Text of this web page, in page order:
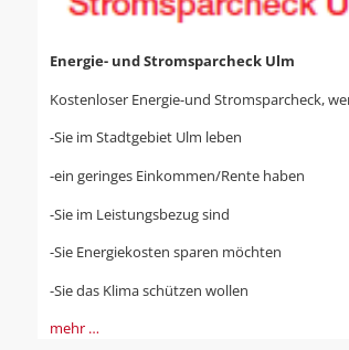
Energie- und Stromsparcheck Ulm
Kostenloser Energie-und Stromsparcheck,
-Sie im Stadtgebiet Ulm leben
-ein geringes Einkommen/Rente haben
-Sie im Leistungsbezug sind
-Sie Energiekosten sparen möchten
-Sie das Klima schützen wollen
mehr …